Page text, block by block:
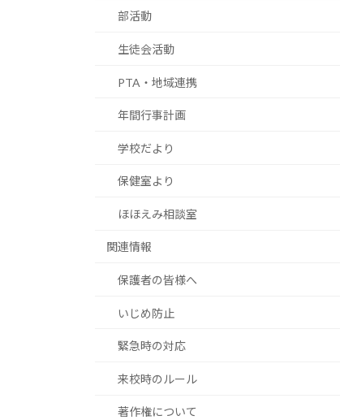
部活動
生徒会活動
PTA・地域連携
年間行事計画
学校だより
保健室より
ほほえみ相談室
関連情報
保護者の皆様へ
いじめ防止
緊急時の対応
来校時のルール
著作権について